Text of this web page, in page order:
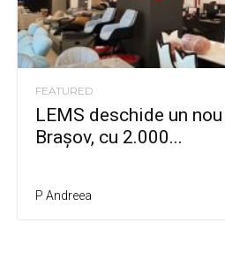
FEATURED
LEMS deschide un
Brașov, cu 2.000...
P Andreea